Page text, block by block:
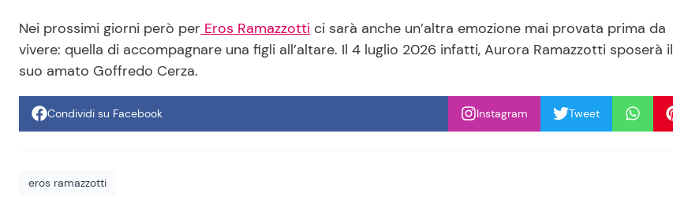
Nei prossimi giorni però per Eros Ramazzotti ci sarà anche un’altra emozione mai provata prima da
vivere: quella di accompagnare una figli all’altare. Il 4 luglio 2026 infatti, Aurora Ramazzotti sposerà il
suo amato Goffredo Cerza.
Condividi su Facebook Instagram Tweet
eros ramazzotti